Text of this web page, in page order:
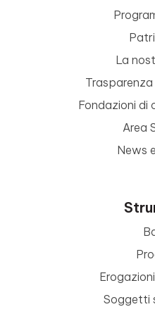
La
Fondazioni di
Area
News
Soggetti